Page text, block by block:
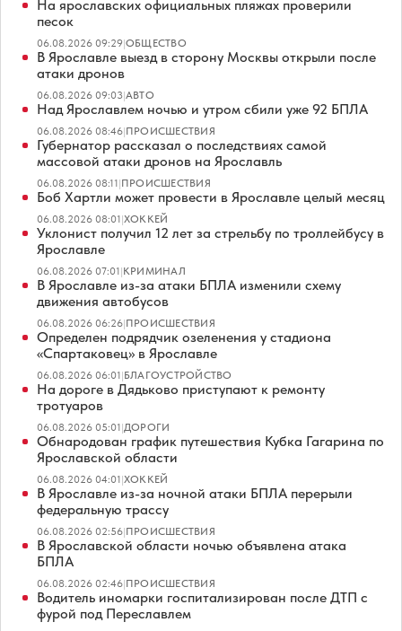
На ярославских официальных пляжах проверили
песок
06.08.2026 09:29|ОБЩЕСТВО
В Ярославле выезд в сторону Москвы открыли после
атаки дронов
06.08.2026 09:03|АВТО
Над Ярославлем ночью и утром сбили уже 92 БПЛА
06.08.2026 08:46|ПРОИСШЕСТВИЯ
Губернатор рассказал о последствиях самой
массовой атаки дронов на Ярославль
06.08.2026 08:11|ПРОИСШЕСТВИЯ
Боб Хартли может провести в Ярославле целый месяц
06.08.2026 08:01|ХОККЕЙ
Уклонист получил 12 лет за стрельбу по троллейбусу в
Ярославле
06.08.2026 07:01|КРИМИНАЛ
В Ярославле из-за атаки БПЛА изменили схему
движения автобусов
06.08.2026 06:26|ПРОИСШЕСТВИЯ
Определен подрядчик озеленения у стадиона
«Спартаковец» в Ярославле
06.08.2026 06:01|БЛАГОУСТРОЙСТВО
На дороге в Дядьково приступают к ремонту
тротуаров
06.08.2026 05:01|ДОРОГИ
Обнародован график путешествия Кубка Гагарина по
Ярославской области
06.08.2026 04:01|ХОККЕЙ
В Ярославле из-за ночной атаки БПЛА перерыли
федеральную трассу
06.08.2026 02:56|ПРОИСШЕСТВИЯ
В Ярославской области ночью объявлена атака
БПЛА
06.08.2026 02:46|ПРОИСШЕСТВИЯ
Водитель иномарки госпитализирован после ДТП с
фурой под Переславлем